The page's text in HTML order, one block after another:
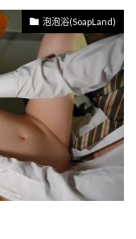
泡泡浴(SoapLand)